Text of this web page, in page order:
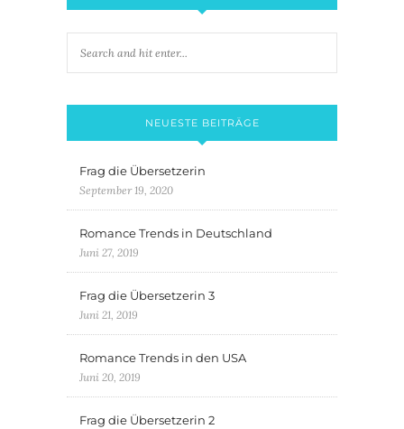
NEUESTE BEITRÄGE
Frag die Übersetzerin
September 19, 2020
Romance Trends in Deutschland
Juni 27, 2019
Frag die Übersetzerin 3
Juni 21, 2019
Romance Trends in den USA
Juni 20, 2019
Frag die Übersetzerin 2